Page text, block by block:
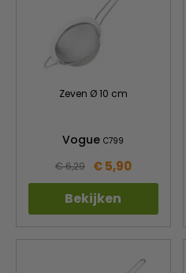
Zeven Ø 10 cm
VogueC799
€ 6,29 € 5,90
Bekijken